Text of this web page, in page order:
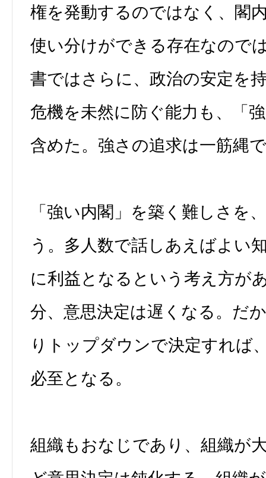
権を発動するのではなく、閣
使い分けができる存在なので
書ではさらに、政治の安定を
危機を未然に防ぐ能力も、「
含めた。強さの追求は一筋縄
「強い内閣」を築く難しさを
う。多人数で話しあえばよい
に利益となるという考え方が
分、意思決定は遅くなる。だ
りトップダウンで決定すれば
必至となる。
組織もおなじであり、組織が